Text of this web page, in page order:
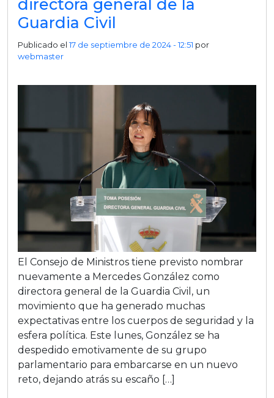
directora general de la
Guardia Civil
Publicado el17 de septiembre de 2024 - 12:51 por
webmaster
El Consejo de Ministros tiene previsto nombrar
nuevamente a Mercedes González como
directora general de la Guardia Civil, un
movimiento que ha generado muchas
expectativas entre los cuerpos de seguridad y la
esfera política. Este lunes, González se ha
despedido emotivamente de su grupo
parlamentario para embarcarse en un nuevo
reto, dejando atrás su escaño […]